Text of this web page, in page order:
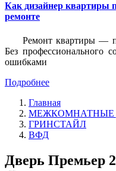
Как дизайнер квартиры
ремонте
Ремонт квартиры —
Без профессионального
ошибками
Подробнее
Главная
МЕЖКОМНАТНЫЕ
ГРИНСТАЙЛ
ВФД
Дверь Премьер